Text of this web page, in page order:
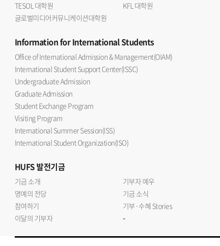
TESOL 대학원
KFL 대학원
글로벌미디어커뮤니케이션대학원
Informationfor International Students
Office of International Admission & Management(OIAM)
International Student Support Center(ISSC)
Undergraduate Admission
Graduate Admission
Student Exchange Program
Visiting Program
International Summer Session(ISS)
International Student Organization(ISO)
HUFS발전기금
기금 소개
기부자 예우
명예의 전당
기금 소식
참여하기
기부·수혜 Stories
이달의 기부자
-